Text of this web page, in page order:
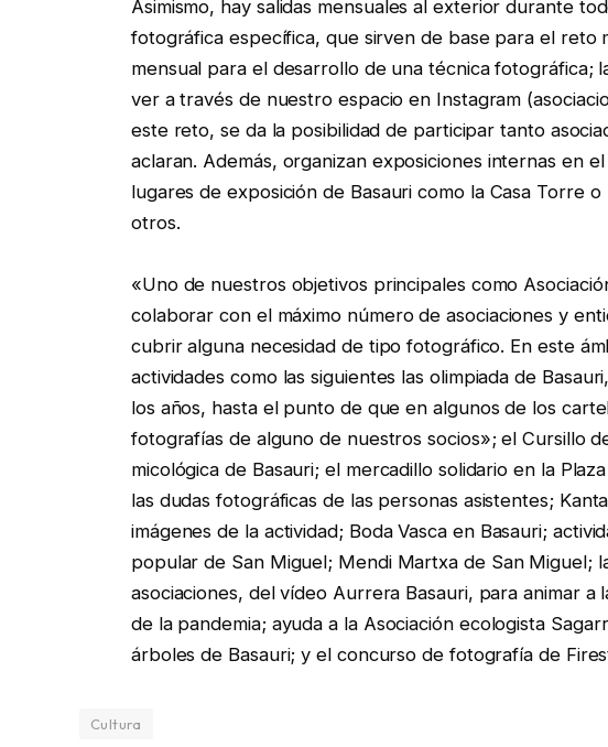
Asimismo, hay salidas mensuales al exterior durante
fotográfica específica, que sirven de base para el reto
mensual para el desarrollo de una técnica fotográfica;
ver a través de nuestro espacio en Instagram
este reto, se da la posibilidad de participar tanto
aclaran. Además, organizan exposiciones internas en
lugares de exposición de Basauri como la Casa Torre
otros.
«Uno de nuestros objetivos principales como
colaborar con el máximo número de asociaciones y
cubrir alguna necesidad de tipo fotográfico. En este
actividades como las siguientes las olimpiada de
los años, hasta el punto de que en algunos de los
fotografías de alguno de nuestros socios»; el Cursillo
micológica de Basauri; el mercadillo solidario en la
las dudas fotográficas de las personas asistentes;
imágenes de la actividad; Boda Vasca en Basauri;
popular de San Miguel; Mendi Martxa de San Miguel;
asociaciones, del vídeo Aurrera Basauri, para animar
de la pandemia; ayuda a la Asociación ecologista
árboles de Basauri; y el concurso de fotografía de
Cultura